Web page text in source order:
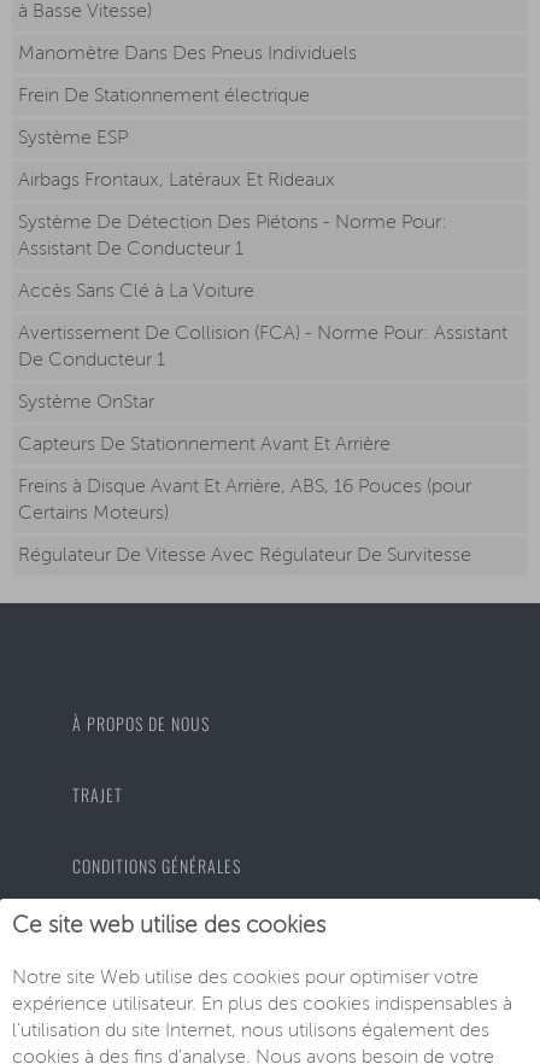
à Basse Vitesse)
Manomètre Dans Des Pneus Individuels
Frein De Stationnement électrique
Système ESP
Airbags Frontaux, Latéraux Et Rideaux
Système De Détection Des Piétons - Norme Pour:
Assistant De Conducteur 1
Accès Sans Clé à La Voiture
Avertissement De Collision (FCA) - Norme Pour: Assistant
De Conducteur 1
Système OnStar
Capteurs De Stationnement Avant Et Arrière
Freins à Disque Avant Et Arrière, ABS, 16 Pouces (pour
Certains Moteurs)
Régulateur De Vitesse Avec Régulateur De Survitesse
À PROPOS DE NOUS
TRAJET
CONDITIONS GÉNÉRALES
PROTECTION DES DONNÉES
MENTIONS LÉGALES
Ce site web utilise des cookies
Notre site Web utilise des cookies pour optimiser votre
expérience utilisateur. En plus des cookies indispensables à
l'utilisation du site Internet, nous utilisons également des
cookies à des fins d'analyse. Nous avons besoin de votre